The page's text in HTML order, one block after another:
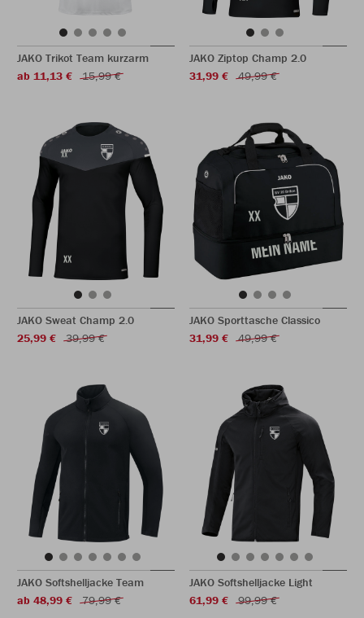
JAKO Trikot Team kurzarm
ab 11,13 €
15,99 €
JAKO Ziptop Champ 2.0
31,99 €
49,99 €
JAKO Sweat Champ 2.0
25,99 €
39,99 €
JAKO Sporttasche Classico
31,99 €
49,99 €
JAKO Softshelljacke Team
ab 48,99 €
79,99 €
JAKO Softshelljacke Light
61,99 €
99,99 €